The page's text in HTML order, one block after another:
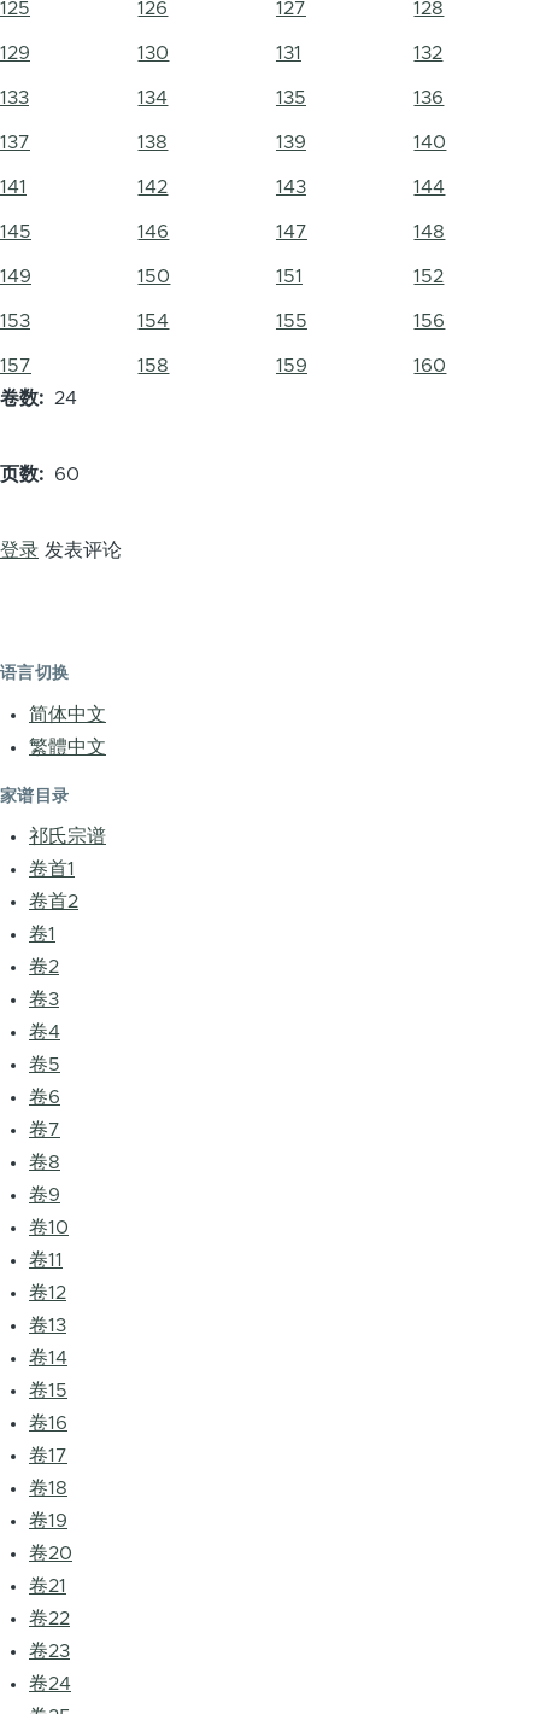
125 126 127 128
129 130 131 132
133 134 135 136
137 138 139 140
141 142 143 144
145 146 147 148
149 150 151 152
153 154 155 156
157 158 159
160
卷数
24
页数 60
登录 发表评论
语言切换
简体中文
繁體中文
家谱目录
祁氏宗谱
卷首1
卷首2
卷1
卷2
卷3
卷4
卷5
卷6
卷7
卷8
卷9
卷10
卷11
卷12
卷13
卷14
卷15
卷16
卷17
卷18
卷19
卷20
卷21
卷22
卷23
卷24